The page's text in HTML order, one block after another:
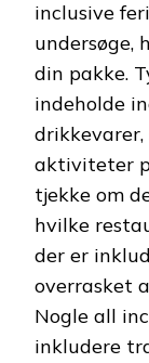
inclusive
undersøge,
din pakke.
indeholde
drikkevarer,
aktiviteter
tjekke om
hvilke
der er
overrasket
Nogle all
inkludere